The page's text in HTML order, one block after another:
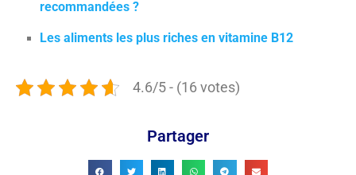
recommandées ?
Les aliments les plus riches en vitamine B12
4.6/5 - (16 votes)
Partager